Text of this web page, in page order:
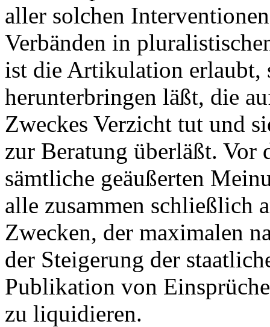
aller solchen
Verbänden in
ist die Artikulation erlaubt,
herunterbringen läßt, die
Zweckes Verzicht tut und
zur Beratung überläßt. Vor
sämtliche geäußerten
alle zusammen schließlich
Zwecken, der maximalen
der Steigerung der
Publikation von
zu liquidieren.